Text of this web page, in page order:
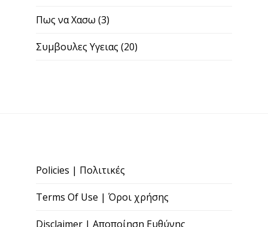
Πως να Χασω (3)
Συμβουλες Υγειας (20)
Policies | Πολιτικές
Terms Of Use | Όροι χρήσης
Disclaimer | Αποποίηση Ευθύνης